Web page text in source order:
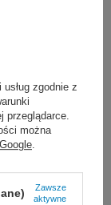
ml U-40 z igłą
szt.)
U-40. Strzykawka
30G z czerwoną
zgodnie z
przeglądarce.
można
.
Zawsze
aktywne